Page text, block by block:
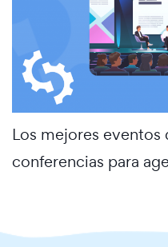
Los mejores
conferencias para